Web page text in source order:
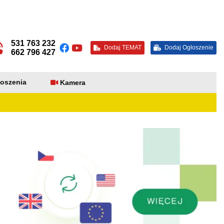
531 763 232
662 796 427
Dodaj TEMAT Dodaj Ogłoszenie
Kamera